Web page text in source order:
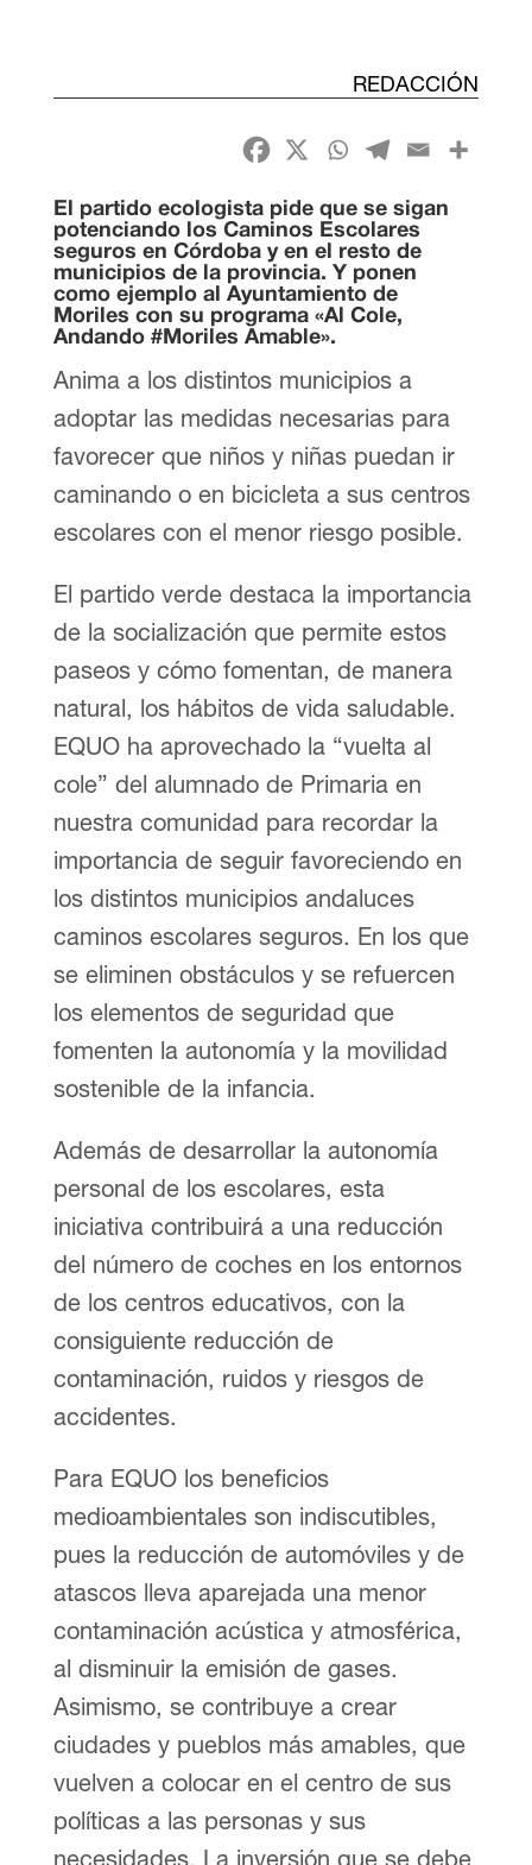
REDACCIÓN
El partido ecologista pide que se sigan
potenciando los Caminos Escolares
seguros en Córdoba y en el resto de
municipios de la provincia. Y ponen
como ejemplo al Ayuntamiento de
Moriles con su programa «Al Cole,
Andando #Moriles Amable».
Anima a los distintos municipios a
adoptar las medidas necesarias para
favorecer que niños y niñas puedan ir
caminando o en bicicleta a sus centros
escolares con el menor riesgo posible.
El partido verde destaca la importancia
de la socialización que permite estos
paseos y cómo fomentan, de manera
natural, los hábitos de vida saludable.
EQUO ha aprovechado la “vuelta al
cole” del alumnado de Primaria en
nuestra comunidad para recordar la
importancia de seguir favoreciendo en
los distintos municipios andaluces
caminos escolares seguros. En los que
se eliminen obstáculos y se refuercen
los elementos de seguridad que
fomenten la autonomía y la movilidad
sostenible de la infancia.
Además de desarrollar la autonomía
personal de los escolares, esta
iniciativa contribuirá a una reducción
del número de coches en los entornos
de los centros educativos, con la
consiguiente reducción de
contaminación, ruidos y riesgos de
accidentes.
Para EQUO los beneficios
medioambientales son indiscutibles,
pues la reducción de automóviles y de
atascos lleva aparejada una menor
contaminación acústica y atmosférica,
al disminuir la emisión de gases.
Asimismo, se contribuye a crear
ciudades y pueblos más amables, que
vuelven a colocar en el centro de sus
políticas a las personas y sus
necesidades. La inversión que se debe